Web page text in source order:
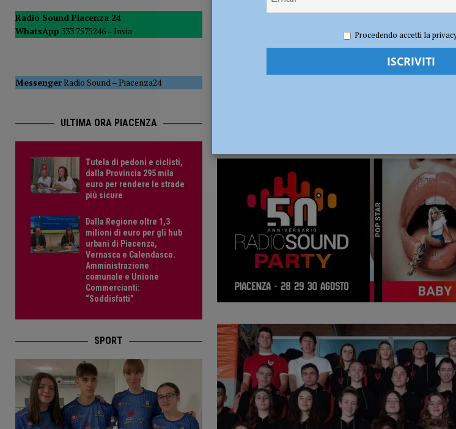
del Consiglio POLITICA
[ 5 Agosto 2026 ] Tutela di pedoni e ciclisti, dalla Provincia 295 mila euro per rendere le strade più sicure
Radio Sound Piacenza 24
WhatsApp 333 7575246 – Invia
MessengerRadio Sound–Piacenza24
ULTIMA ORA PIACENZA
Tutela di pedoni e ciclisti,
dalla Provincia 295 mila
euro per rendere le strade
più sicure
Dalla Regione oltre 1,3
milioni di euro per gli hub
urbani di Piacenza,
Vernasca e Calendasco.
Amministrazione
comunale e Unione
Commercianti:
“Soddisfatti”
SPORT
Procedendo accetti la